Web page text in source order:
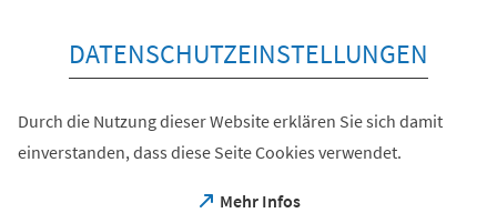
DATENSCHUTZEINSTELLUNGEN
Durch die Nutzung dieser Website erklären Sie sich damit
einverstanden, dass diese Seite Cookies verwendet.
Mehr Infos
(Öffnet